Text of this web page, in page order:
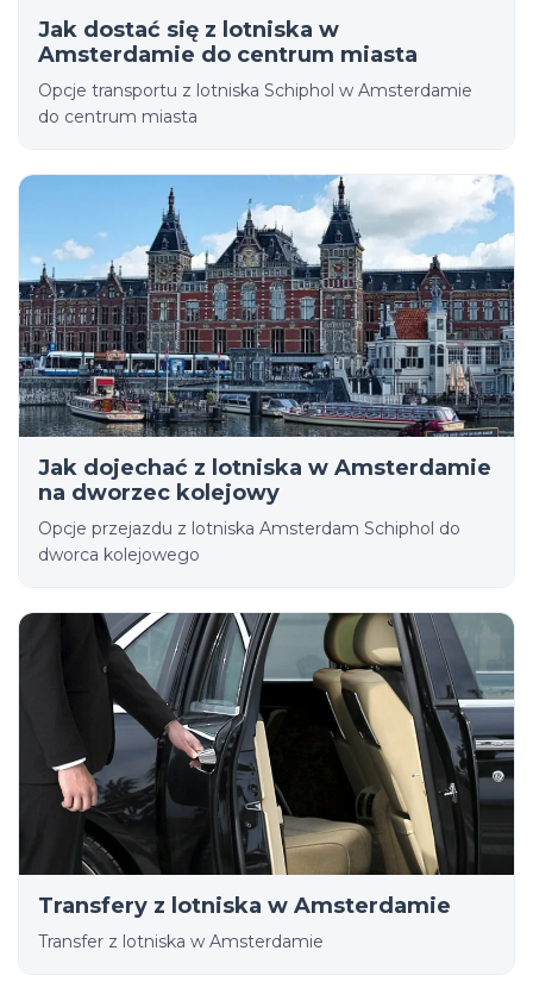
Jak dostać się z lotniska w
Amsterdamie do centrum miasta
Opcje transportu z lotniska Schiphol w Amsterdamie
do centrum miasta
Jak dojechać z lotniska w Amsterdamie
na dworzec kolejowy
Opcje przejazdu z lotniska Amsterdam Schiphol do
dworca kolejowego
Transfery z lotniska w Amsterdamie
Transfer z lotniska w Amsterdamie